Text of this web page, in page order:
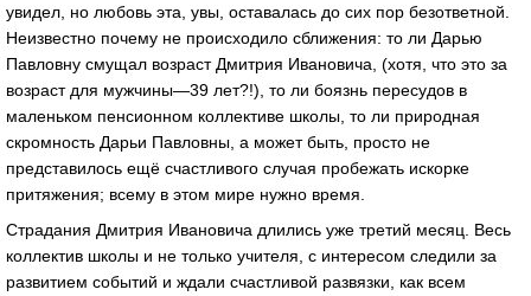
увидел, но любовь эта, увы, оставалась до сих пор безответной.
Неизвестно почему не происходило сближения: то ли Дарью
Павловну смущал возраст Дмитрия Ивановича, (хотя, что это за
возраст для мужчины—39 лет?!), то ли боязнь пересудов в
маленьком пенсионном коллективе школы, то ли природная
скромность Дарьи Павловны, а может быть, просто не
представилось ещё счастливого случая пробежать искорке
притяжения; всему в этом мире нужно время.
Страдания Дмитрия Ивановича длились уже третий месяц. Весь
коллектив школы и не только учителя, с интересом следили за
развитием событий и ждали счастливой развязки, как всем